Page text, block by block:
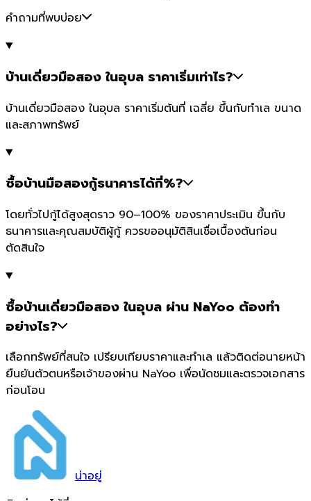
คำถามที่พบบ่อย
บ้านเดี่ยวมือสอง ในอุบล ราคาเริ่มเท่าไร?
บ้านเดี่ยวมือสอง ในอุบล ราคาเริ่มต้นที่ เฉลี่ย ขึ้นกับทำเล ขนาด
และสภาพทรัพย์
ซื้อบ้านมือสองกู้ธนาคารได้กี่%?
โดยทั่วไปกู้ได้สูงสุดราว 90–100% ของราคาประเมิน ขึ้นกับ
ธนาคารและคุณสมบัติผู้กู้ ควรขออนุมัติสินเชื่อเบื้องต้นก่อน
ตัดสินใจ
ซื้อบ้านเดี่ยวมือสอง ในอุบล ผ่าน NaYoo ต้องทำ
อย่างไร?
เลือกทรัพย์ที่สนใจ เปรียบเทียบราคาและทำเล แล้วติดต่อนายหน้า
ยืนยันตัวตนหรือเจ้าของผ่าน NaYoo เพื่อนัดชมและตรวจเอกสาร
ก่อนโอน
น่าอยู่